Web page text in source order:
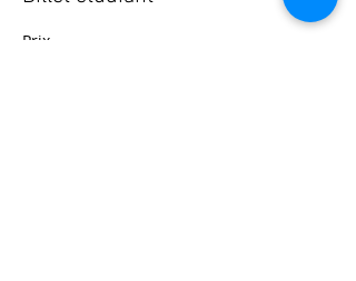
Prix